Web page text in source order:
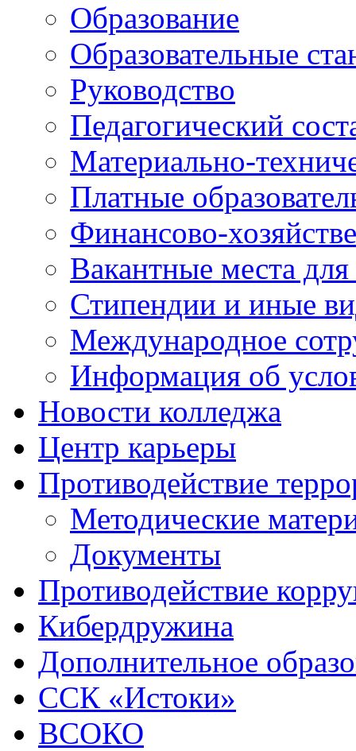
Образование
Образовательные
Руководство
Педагогический
Материально-
Платные
Финансово-
Вакантные места
Стипендии и иные
Международное
Информация об
Новости колледжа
Центр карьеры
Противодействие
Методические
Документы
Противодействие
Кибердружина
Дополнительное
ССК «Истоки»
ВСОКО